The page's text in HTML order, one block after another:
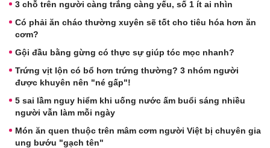
3 chỗ trên người càng trắng càng yếu, số 1 ít ai nhìn
Có phải ăn cháo thường xuyên sẽ tốt cho tiêu hóa hơn ăn
cơm?
Gội đầu bằng gừng có thực sự giúp tóc mọc nhanh?
Trứng vịt lộn có bổ hơn trứng thường? 3 nhóm người
được khuyên nên "né gấp"!
5 sai lầm nguy hiểm khi uống nước ấm buổi sáng nhiều
người vẫn làm mỗi ngày
Món ăn quen thuộc trên mâm cơm người Việt bị chuyên gia
ung bướu "gạch tên"